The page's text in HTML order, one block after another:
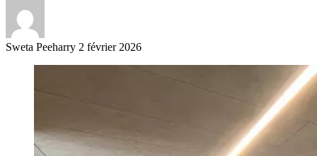
Sweta Peeharry 2 février 2026